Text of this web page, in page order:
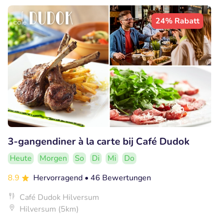
24% Rabatt
3-gangendiner à la carte bij Café Dudok
Heute Morgen So Di Mi
Do
8.9
Hervorragend • 46 Bewertungen
Café Dudok Hilversum
Hilversum (5km)